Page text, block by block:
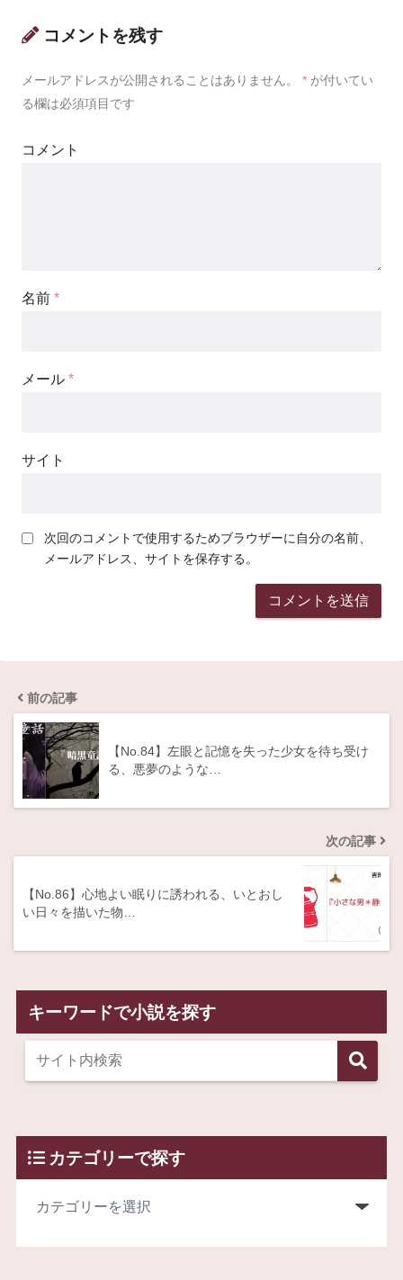
コメントを残す
メールアドレスが公開されることはありません。 * が付いてい
る欄は必須項目です
コメント
名前 *
メール *
サイト
次回のコメントで使用するためブラウザーに自分の名前、
メールアドレス、サイトを保存する。
前の記事
【No.84】左眼と記憶を失った少女を待ち受け
る、悪夢のような…
次の記事
【No.86】心地よい眠りに誘われる、いとおし
い日々を描いた物…
キーワードで小説を探す
カテゴリーで探す